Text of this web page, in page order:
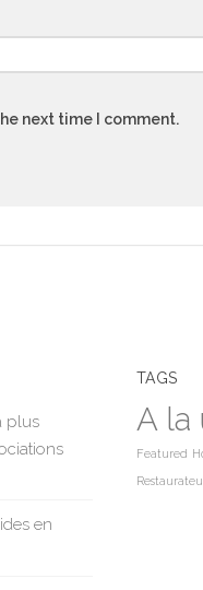
next time I comment.
plus
en
TAGS
A la
Featured